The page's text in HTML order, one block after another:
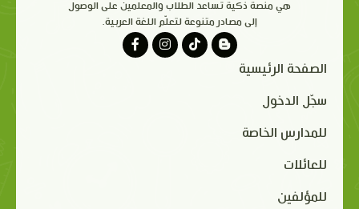
هي منصة ذكية تساعد الطلاب والمعلمين على الوصول
إلى مصادر متنوعة لتعلّم اللغة العربية.
الصفحة الرئيسية
سجّل الدخول
للمدارس الخاصة
للعائلات
للمؤلفين